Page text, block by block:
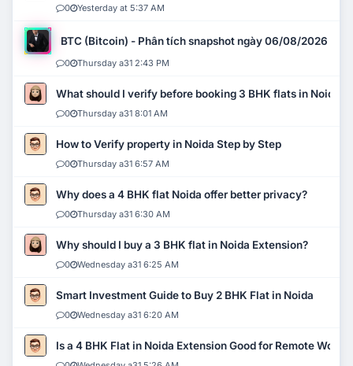
0 Yesterday at 5:37 AM
BTC (Bitcoin) - Phân tích snapshot ngày 06/08/2026
0 Thursday a31 2:43 PM
What should I verify before booking 3 BHK flats in Noida?
0 Thursday a31 8:01 AM
How to Verify property in Noida Step by Step
0 Thursday a31 6:57 AM
Why does a 4 BHK flat Noida offer better privacy?
0 Thursday a31 6:30 AM
Why should I buy a 3 BHK flat in Noida Extension?
0 Wednesday a31 6:25 AM
Smart Investment Guide to Buy 2 BHK Flat in Noida
0 Wednesday a31 6:20 AM
Is a 4 BHK Flat in Noida Extension Good for Remote Work?